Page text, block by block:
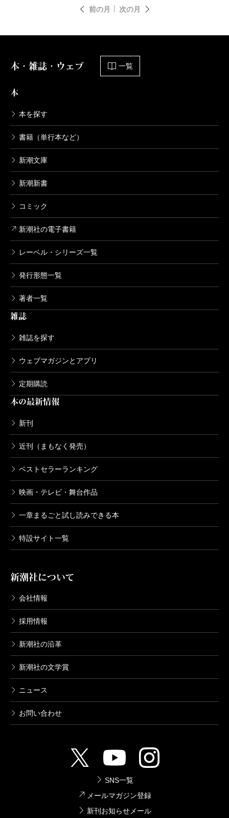
前の月 次の月
本・雑誌・ウェブ 一覧
本
本を探す
書籍（単行本など）
新潮文庫
新潮新書
コミック
新潮社の電子書籍
レーベル・シリーズ一覧
発行形態一覧
著者一覧
雑誌
雑誌を探す
ウェブマガジンとアプリ
定期購読
本の最新情報
新刊
近刊（まもなく発売）
ベストセラーランキング
映画・テレビ・舞台作品
一章まるごと試し読みできる本
特設サイト一覧
新潮社について
会社情報
採用情報
新潮社の沿革
新潮社の文学賞
ニュース
お問い合わせ
SNS一覧
メールマガジン登録
新刊お知らせメール